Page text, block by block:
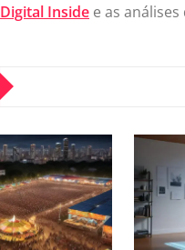
Digital Inside e as análises